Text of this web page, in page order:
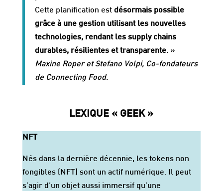
Cette planification est désormais possible
grâce à une gestion utilisant les nouvelles
technologies, rendant les supply chains
durables, résilientes et transparente. »
Maxine Roper et Stefano Volpi, Co-fondateurs
de Connecting Food.
LEXIQUE « GEEK »
NFT
Nés dans la dernière décennie, les tokens non
fongibles (NFT) sont un actif numérique. Il peut
s’agir d’un objet aussi immersif qu’une